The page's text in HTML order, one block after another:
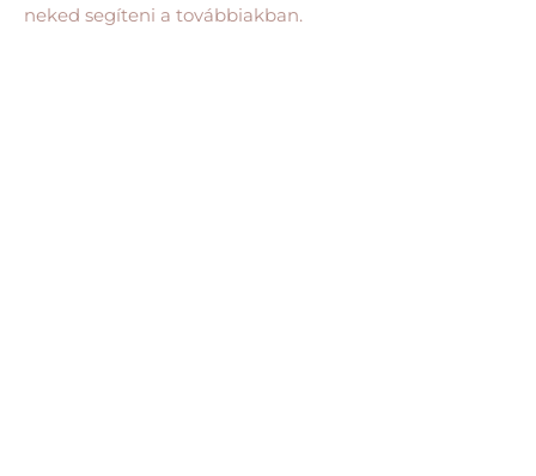
neked segíteni a továbbiakban.